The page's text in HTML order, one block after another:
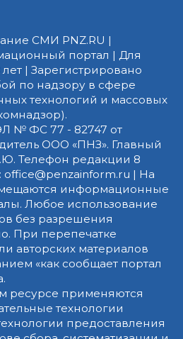
СМИ PNZ.RU |
портал | Для
| Зарегистрировано
по надзору в сфере
технологий и массовых
№ ФС 77 - 82747 от
ООО «ПНЗ». Главный
Телефон редакции 8
office@penzainform.ru | На
информационные
Любое использование
без разрешения
При перепечатке
авторских материалов
«как сообщает портал
ресурсе применяются
технологии
предоставления